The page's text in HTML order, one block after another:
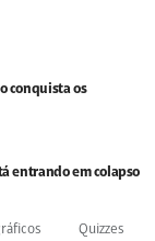
conquista os
entrando em colapso
Quizzes